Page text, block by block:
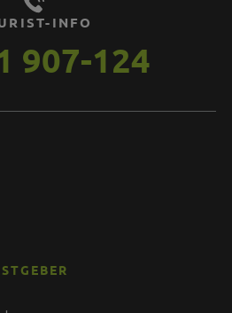
INFO
907-124